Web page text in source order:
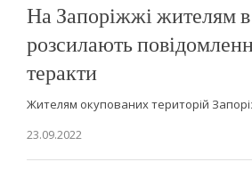
На Запоріжжі жителям в
розсилають
теракти
Жителям окупованих територій
23.09.2022